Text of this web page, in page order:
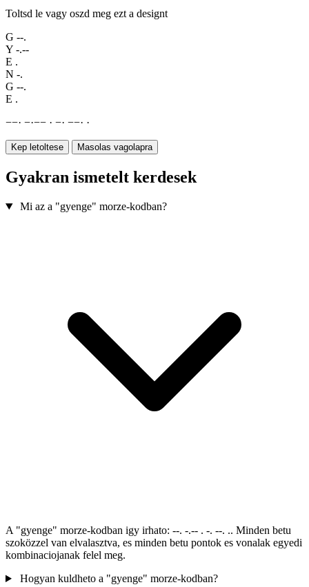
Toltsd le vagy oszd meg ezt a designt
G --.
Y -.--
E .
N -.
G --.
E .
−−· −·−− · −· −−· ·
Kep letoltese Masolas vagolapra
Gyakran ismetelt kerdesek
Mi az a "gyenge" morze-kodban?
A "gyenge" morze-kodban igy irhato: --. -.-- . -. --. .. Minden betu
szoközzel van elvalasztva, es minden betu pontok es vonalak egyedi
kombinaciojanak felel meg.
Hogyan kuldheto a "gyenge" morze-kodban?